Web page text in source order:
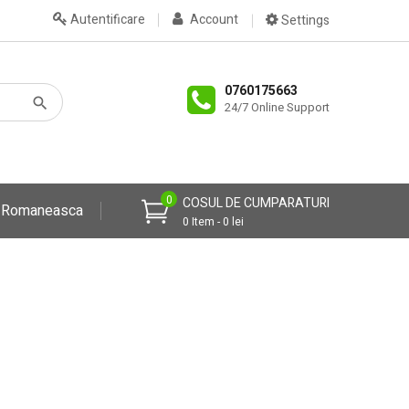
Settings
Account
Autentificare
0760175663
24/7 Online Support
COSUL DE CUMPARATURI
0 Item - 0 lei
0